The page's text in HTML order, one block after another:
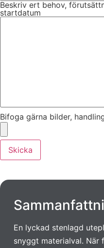
Beskriv ert behov,
startdatum
Bifoga gärna bilder,
Skicka
En lyckad stenlagd
snyggt materialval. När